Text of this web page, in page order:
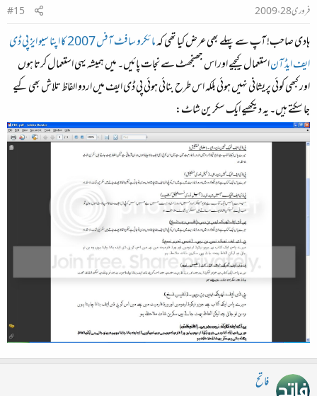
فروری 28، 2009
#15
ہادی صاحب! آپ سے پہلے بھی عرض کیا تھی کہ
مائکرو سافٹ آفس 2007 کا اپنا سیو ایز پی ڈی
ایف ایڈ آناستعمال کیجیے اور اس جھنجھٹ سے نجات پائیں۔ میں ہمیشہ یہی استعمال کرتا ہوں
اور کبھی کوئی پریشانی نہیں ہوئی بلکہ اس طرح بنائی ہوئی پی ڈی ایف میں اردو الفاظ تلاش بھی کیے
جا سکتے ہیں۔ یہ دیکھیے ایک سکرین شاٹ:
فاتح